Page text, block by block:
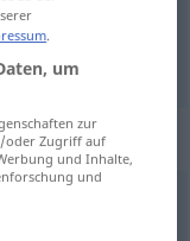
.
um
zur
oder Zugriff auf
und Inhalte,
und